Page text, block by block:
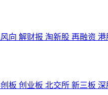
向 解财报 淘新股 再融资
板 创业板 北交所 新三板